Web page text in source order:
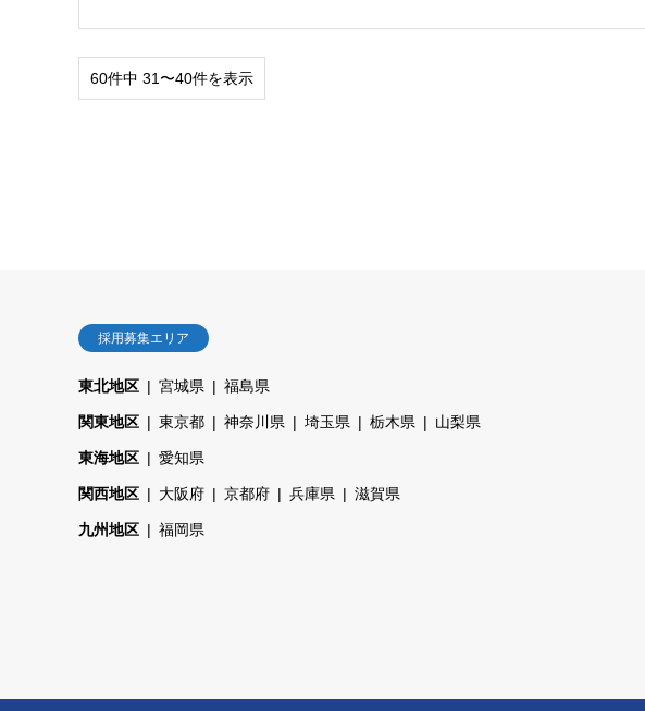
60件中 31〜40件を表示
採用募集エリア
東北地区 宮城県 福島県
関東地区 東京都 神奈川県 埼玉県 栃木県 山梨県
東海地区 愛知県
関西地区 大阪府 京都府 兵庫県 滋賀県
九州地区 福岡県